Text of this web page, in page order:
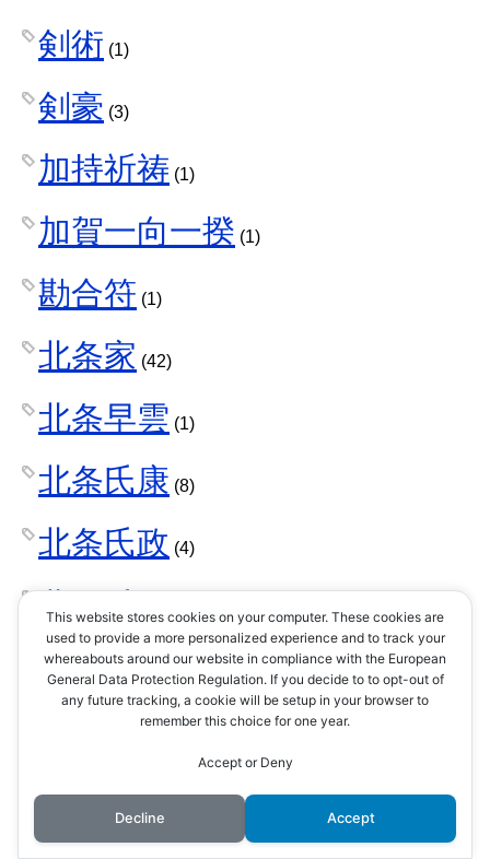
剣術 (1)
剣豪 (3)
加持祈祷 (1)
加賀一向一揆 (1)
勘合符 (1)
北条家 (42)
北条早雲 (1)
北条氏康 (8)
北条氏政 (4)
北条氏照 (3)
北条氏直(2)
北条氏綱
北条氏規(1)
This website stores cookies on your computer. These cookies are
used to provide a more personalized experience and to track your
whereabouts around our website in compliance with the European
General Data Protection Regulation. If you decide to to opt-out of
any future tracking, a cookie will be setup in your browser to
remember this choice for one year.
Accept or Deny
Decline Accept